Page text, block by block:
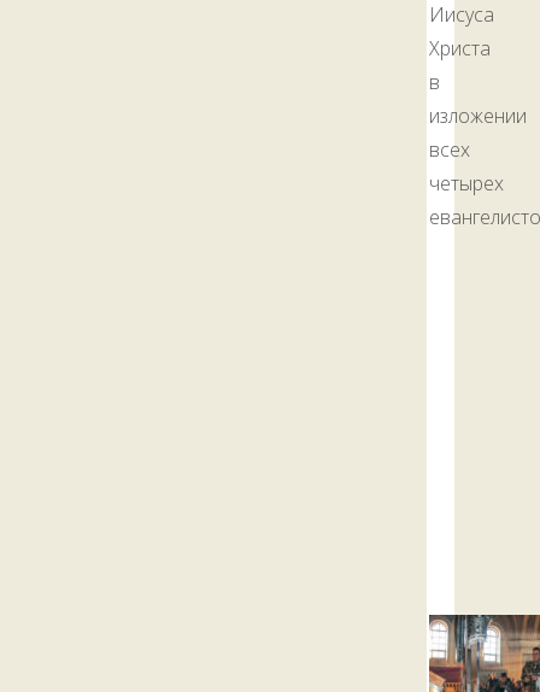
Иисуса
Христа
в
изложении
всех
четырех